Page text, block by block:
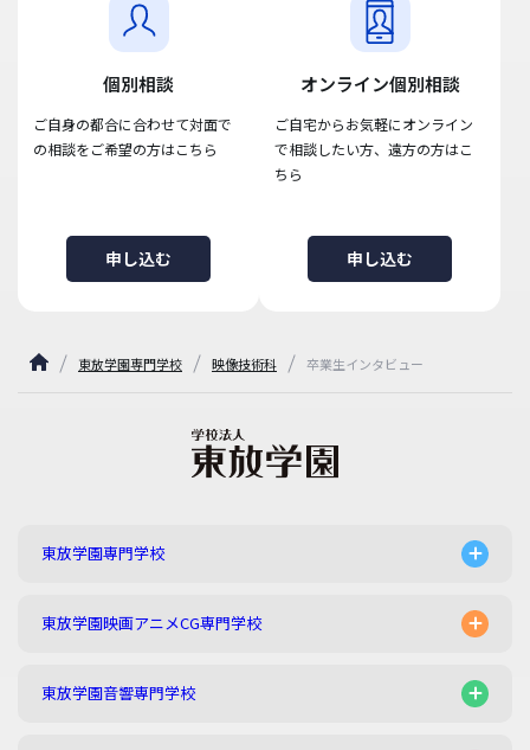
個別相談
ご自身の都合に合わせて対面で
の相談をご希望の方はこちら
申し込む
オンライン個別相談
ご自宅からお気軽にオンライン
で相談したい方、遠方の方はこ
ちら
申し込む
東放学園専門学校 映像技術科 卒業生インタビュー
東放学園専門学校
東放学園映画アニメCG専門学校
東放学園音響専門学校